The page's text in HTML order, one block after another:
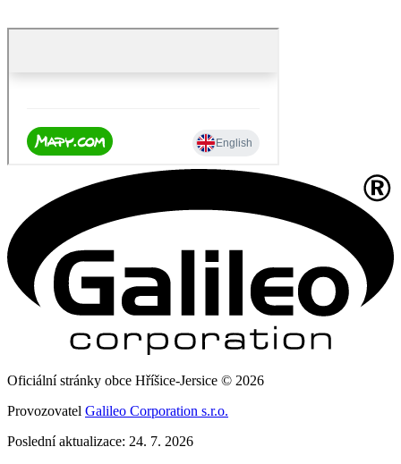
Oficiální stránky obce Hříšice-Jersice © 2026
Provozovatel Galileo Corporation s.r.o.
Poslední aktualizace: 24. 7. 2026